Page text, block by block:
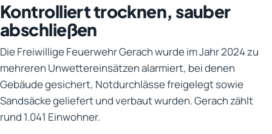
Kontrolliert trocknen, sauber
abschließen
Die Freiwillige Feuerwehr Gerach wurde im Jahr 2024 zu
mehreren Unwettereinsätzen alarmiert, bei denen
Gebäude gesichert, Notdurchlässe freigelegt sowie
Sandsäcke geliefert und verbaut wurden. Gerach zählt
rund 1.041 Einwohner.